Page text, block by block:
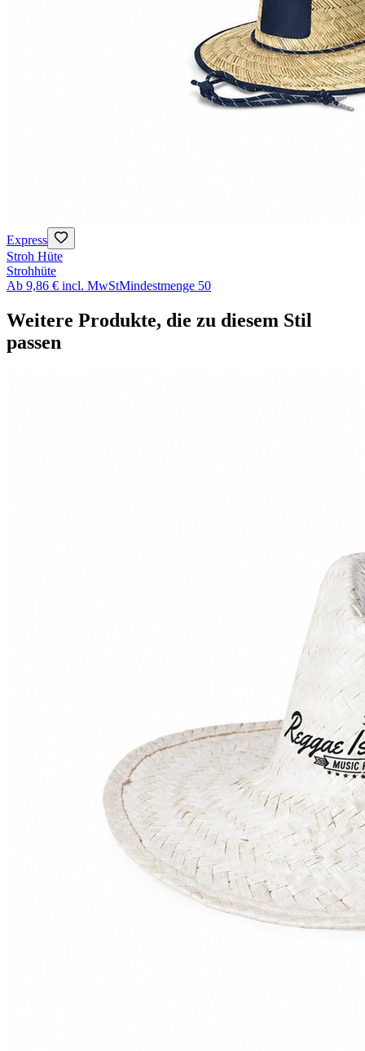
Express
Stroh Hüte
Strohhüte
Ab 9,86 € incl. MwStMindestmenge 50
Weitere Produkte, die zu diesem Stil
passen